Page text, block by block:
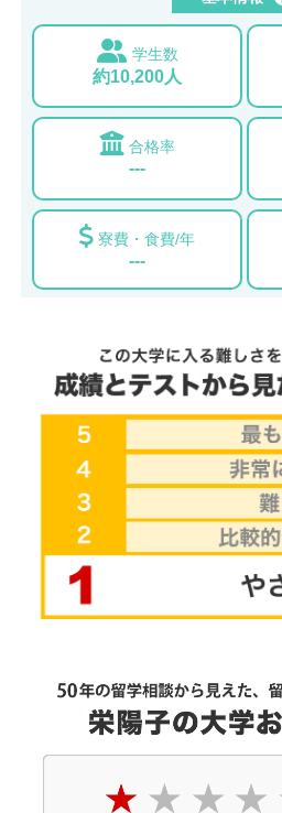
学生数
約10,200人
合格率
---
寮費・食費/年
---